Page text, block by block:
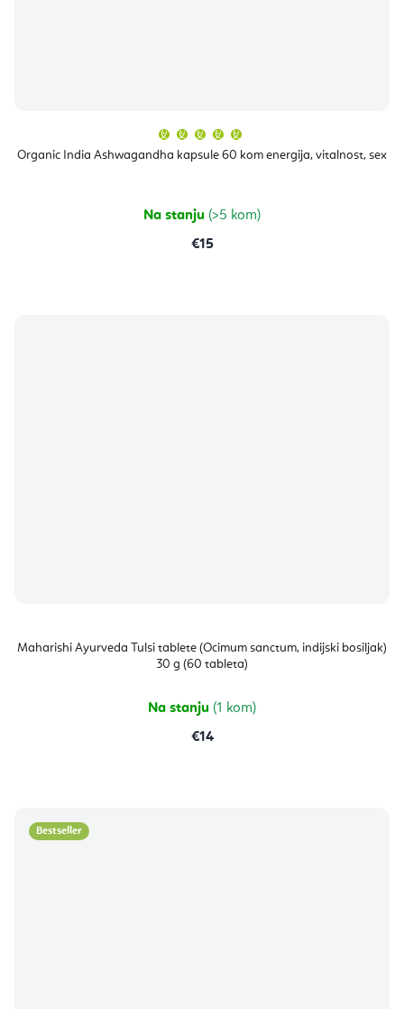
Organic India Ashwagandha kapsule 60 kom energija, vitalnost, sex
proizvoda
je
zvjezdica.
Na stanju (>5 kom)
€15
Maharishi Ayurveda Tulsi tablete (Ocimum sanctum, indijski bosiljak)
30 g (60 tableta)
Na stanju (1 kom)
€14
Bestseller